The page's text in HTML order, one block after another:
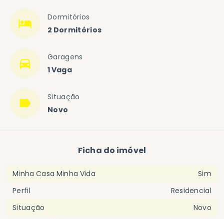
Dormitórios
2 Dormitórios
Garagens
1 Vaga
Situação
Novo
Ficha do imóvel
Minha Casa Minha Vida
Sim
Perfil
Residencial
Situação
Novo